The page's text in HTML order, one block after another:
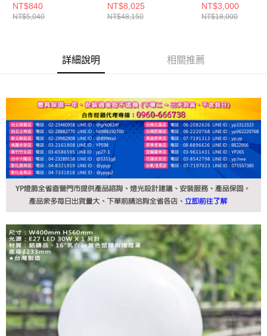
恩沛科技股份有限公司將有權停止該用戶之使用額度並採取法律行動。
NT$840
NT$5,040
NT$8,025
NT$48,150
NT$3,000
NT$18,000
詳細說明 相關推薦